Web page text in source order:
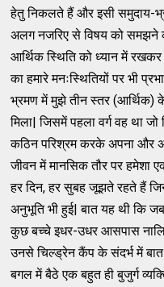
हेतु निकलते हैं और इसी
अलग नजरिए से विषय को समझने
आर्थिक स्थिति को ध्यान में
का हमारे मनःस्थितियों पर भी
भ्रमण में मुझे तीन स्तर (आर्थिक)
मिला| जिसमें पहला वर्ग वह था
कठिन परिश्रम करके अपना और
जीवन में मानसिक तौर पर हमेशा
हर दिन, हर सुबह जूझते रहते हैं
अनुभूति भी हुई| बात यह थी कि
कुछ बच्चे इधर-उधर आसपास
उनसे चिल्ड्रेन कैंप के संदर्भ में
बगल में बैठे एक बहुत ही बुजुर्ग